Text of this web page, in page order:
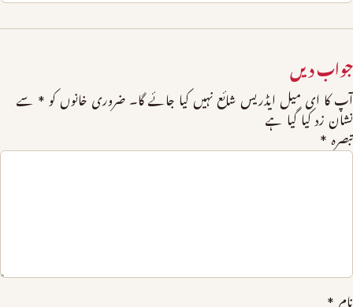
جواب دیں
آپ کا ای میل ایڈریس شائع نہیں کیا جائے گا۔ ضروری خانوں کو * سے
نشان زد کیا گیا ہے
تبصرہ *
نام *